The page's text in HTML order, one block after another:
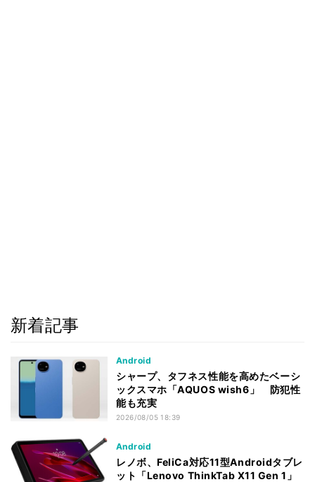
新着記事
Android
シャープ、タフネス性能を高めたベーシ
ックスマホ「AQUOS wish6」 防犯性
能も充実
2026/08/05 18:39
Android
レノボ、FeliCa対応11型Androidタブレ
ット「Lenovo ThinkTab X11 Gen 1」